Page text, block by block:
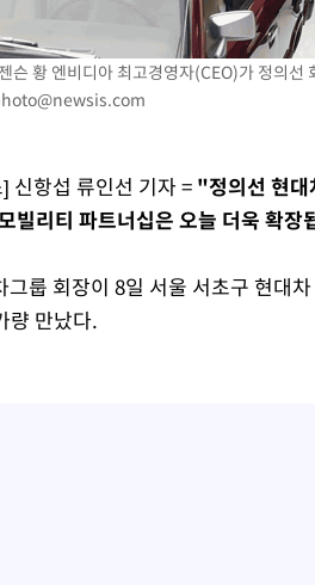
슨 황 엔비디아 최고경영자(CEO)가 정의
신항섭 류인선 기자 = "정의선 현대
빌리티 파트너십은 오늘 더욱 확
그룹 회장이 8일 서울 서초구 현대
량 만났다.